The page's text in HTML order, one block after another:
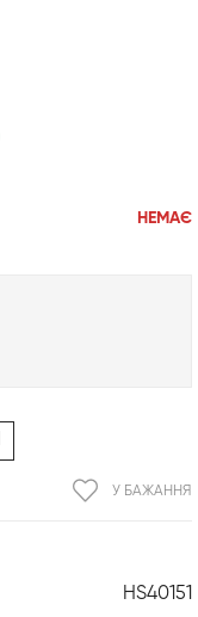
НЕМАЄ
HS40151
У БАЖАННЯ